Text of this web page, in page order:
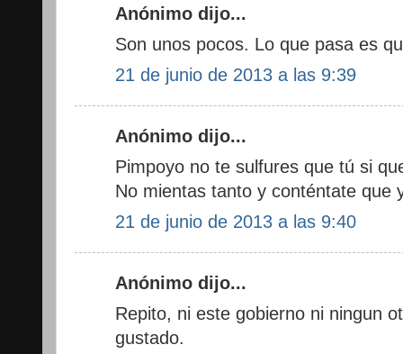
Anónimo dijo...
Son unos pocos. Lo que pasa es
21 de junio de 2013 a las 9:39
Anónimo dijo...
Pimpoyo no te sulfures que tú si
No mientas tanto y conténtate que
21 de junio de 2013 a las 9:40
Anónimo dijo...
Repito, ni este gobierno ni ningun
gustado.